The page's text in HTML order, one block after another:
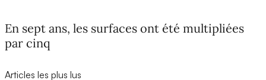
En sept ans, les surfaces ont été multipliées
par cinq
Articles les plus lus